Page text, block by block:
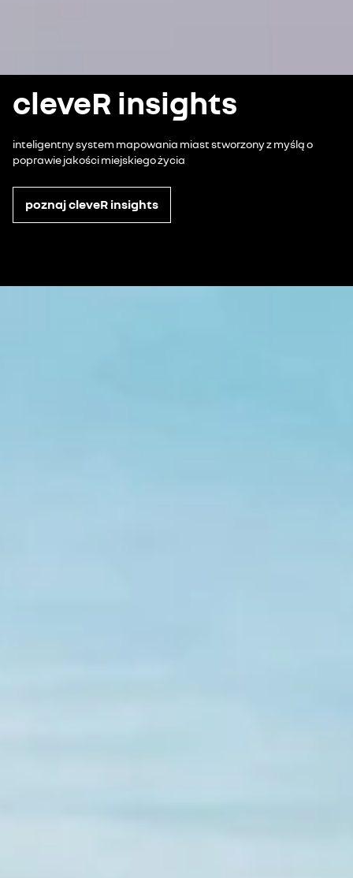
cleveR insights
inteligentny system mapowania miast stworzony z myślą o
poprawie jakości miejskiego życia
poznaj cleveR insights